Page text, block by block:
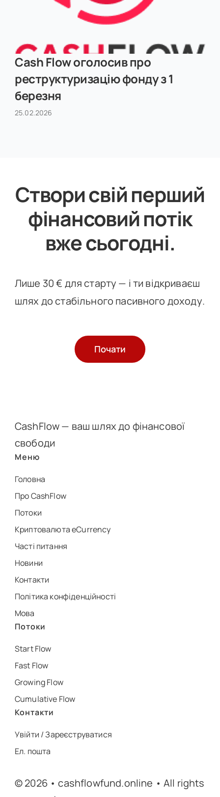
Cash Flow оголосив про
реструктуризацію фонду з 1
березня
25.02.2026
Створи свій перший
фінансовий потік
вже сьогодні.
Лише 30 € для старту — і ти відкриваєш
шлях до стабільного пасивного доходу.
Почати
CashFlow — ваш шлях до фінансової
свободи
Меню
Головна
Про CashFlow
Потоки
Криптовалюта eCurrency
Часті питання
Новини
Контакти
Політика конфіденційності
Мова
Потоки
Start Flow
Fast Flow
Growing Flow
Cumulative Flow
Контакти
Увійти / Зареєструватися
Ел. пошта
© 2026 • cashflowfund.online • All rights